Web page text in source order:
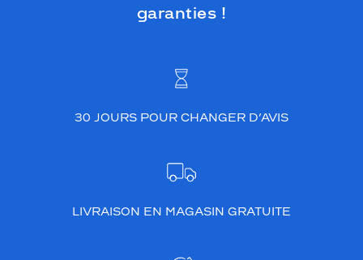
garanties !
30 JOURS POUR CHANGER D’AVIS
LIVRAISON EN MAGASIN GRATUITE